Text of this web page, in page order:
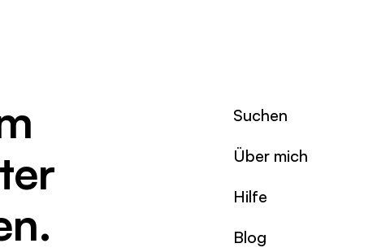
Suchen
Über mich
Hilfe
Blog